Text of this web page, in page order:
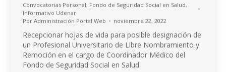
Convocatorias Personal, Fondo de Seguridad Social en Salud,
Informativo Udenar
Por Administración Portal Web noviembre 22, 2022
Recepcionar hojas de vida para posible designación de
un Profesional Universitario de Libre Nombramiento y
Remoción en el cargo de Coordinador Médico del
Fondo de Seguridad Social en Salud.